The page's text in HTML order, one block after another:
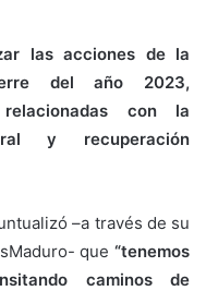
las acciones de la
del año 2023,
con la
y recuperación
–a través de su
que “tenemos
caminos de